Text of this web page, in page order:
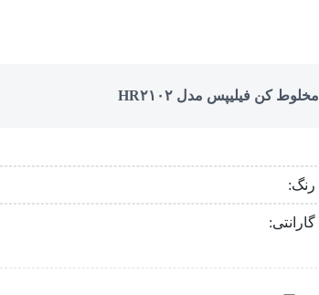
مخلوط کن فیلیپس مدل HR۲۱۰۲
رنگ:
گارانتی: